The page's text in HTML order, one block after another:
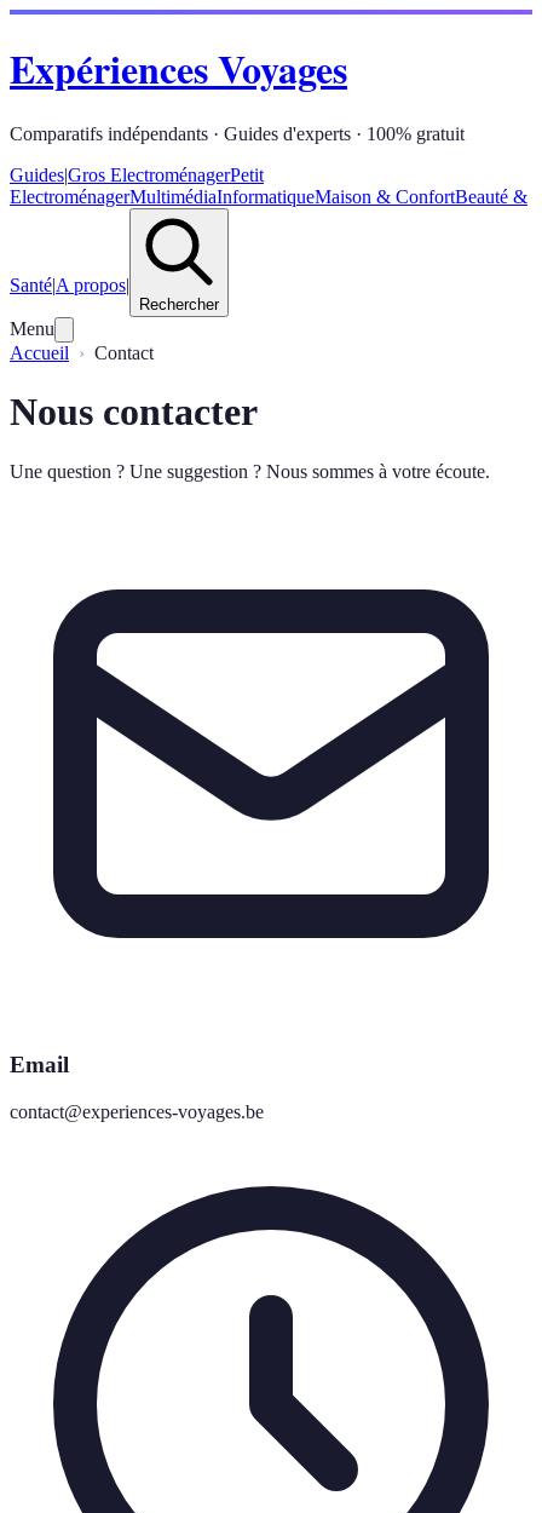
Expériences Voyages
Comparatifs indépendants · Guides d'experts · 100% gratuit
Guides|Gros ElectroménagerPetit
ElectroménagerMultimédiaInformatiqueMaison & ConfortBeauté &
Santé|A propos|
Rechercher
Menu
Accueil
Contact
Nous contacter
Une question ? Une suggestion ? Nous sommes à votre écoute.
Email
contact@experiences-voyages.be